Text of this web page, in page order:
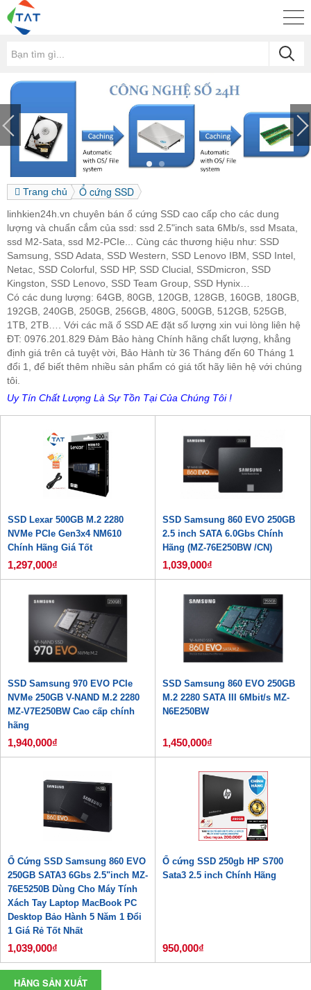
Trang chủ Ổ cứng SSD
linhkien24h.vn chuyên bán ổ cứng SSD cao cấp cho các dung
lượng và chuẩn cắm của ssd: ssd 2.5"inch sata 6Mb/s, ssd Msata,
ssd M2-Sata, ssd M2-PCIe... Cùng các thương hiệu như: SSD
Samsung, SSD Adata, SSD Western, SSD Lenovo IBM, SSD Intel,
Netac, SSD Colorful, SSD HP, SSD Clucial, SSDmicron, SSD
Kingston, SSD Lenovo, SSD Team Group, SSD Hynix…
Có các dung lượng: 64GB, 80GB, 120GB, 128GB, 160GB, 180GB,
192GB, 240GB, 250GB, 256GB, 480G, 500GB, 512GB, 525GB,
1TB, 2TB…. Với các mã ổ SSD AE đặt số lượng xin vui lòng liên hệ
ĐT: 0976.201.829 Đảm Bảo hàng Chính hãng chất lượng, khẳng
định giá trên cả tuyệt vời, Bảo Hành từ 36 Tháng đến 60 Tháng 1
đổi 1, để biết thêm nhiều sản phẩm có giá tốt hãy liên hệ với chúng
tôi.
Uy Tín Chất Lượng Là Sự Tồn Tại Của Chúng Tôi !
SSD Lexar 500GB M.2 2280
NVMe PCIe Gen3x4 NM610
Chính Hãng Giá Tốt
1,297,000₫
SSD Samsung 860 EVO 250GB
2.5 inch SATA 6.0Gbs Chính
Hãng (MZ-76E250BW /CN)
1,039,000₫
SSD Samsung 970 EVO PCIe
NVMe 250GB V-NAND M.2 2280
MZ-V7E250BW Cao cấp chính
hãng
1,940,000₫
SSD Samsung 860 EVO 250GB
M.2 2280 SATA III 6Mbit/s MZ-
N6E250BW
1,450,000₫
Ổ Cứng SSD Samsung 860 EVO
250GB SATA3 6Gbs 2.5"inch MZ-
76E5250B Dùng Cho Máy Tính
Xách Tay Laptop MacBook PC
Desktop Bảo Hành 5 Năm 1 Đổi
1 Giá Rẻ Tốt Nhất
1,039,000₫
Ổ cứng SSD 250gb HP S700
Sata3 2.5 inch Chính Hãng
950,000₫
HÃNG SẢN XUẤT